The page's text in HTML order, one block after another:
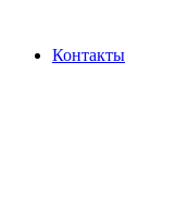
Контакты